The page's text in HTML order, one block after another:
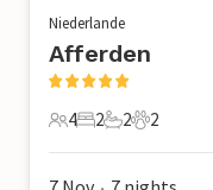
Niederlande
Afferden
4 Gäste
4
2 Schlafzimmer
2
2 Badezimmer
2
2 Haustiere
2